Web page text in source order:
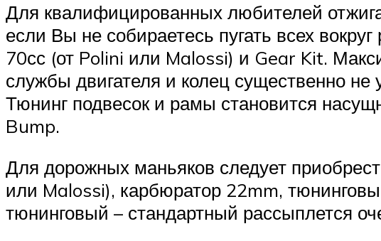
Для квалифицированных любителей
если Вы не собираетесь пугать всех
70сс (от Polini или Malossi) и Gear Kit.
службы двигателя и колец существенно
Тюнинг подвесок и рамы становится
Bump.
Для дорожных маньяков следует
или Malossi), карбюратор 22mm,
тюнинговый – стандартный рассыплется